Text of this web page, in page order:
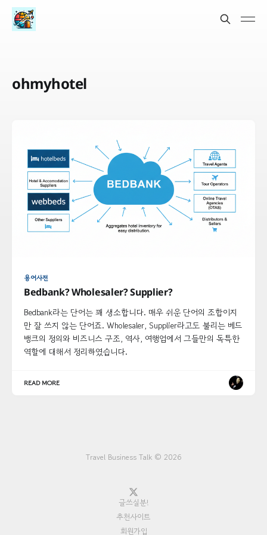
ohmyhotel
용어사전
Bedbank? Wholesaler? Supplier?
Bedbank라는 단어는 꽤 생소합니다. 매우 쉬운 단어의 조합이지
만 잘 쓰지 않는 단어죠. Wholesaler, Supplier라고도 불리는 베드
뱅크의 정의와 비즈니스 구조, 역사, 여행업에서 그들만의 독특한
역할에 대해서 정리하였습니다.
READ MORE
Travel Business Talk © 2026
글쓰실분!
추천사이트
회원가입